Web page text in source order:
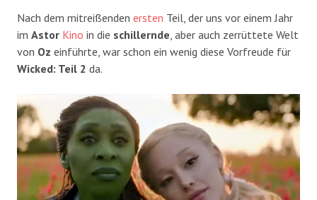
Nach dem mitreißenden ersten Teil, der uns vor einem Jahr
im Astor Kino in die schillernde , aber auch zerrüttete Welt
von Oz einführte, war schon ein wenig diese Vorfreude für
Wicked: Teil 2 da.